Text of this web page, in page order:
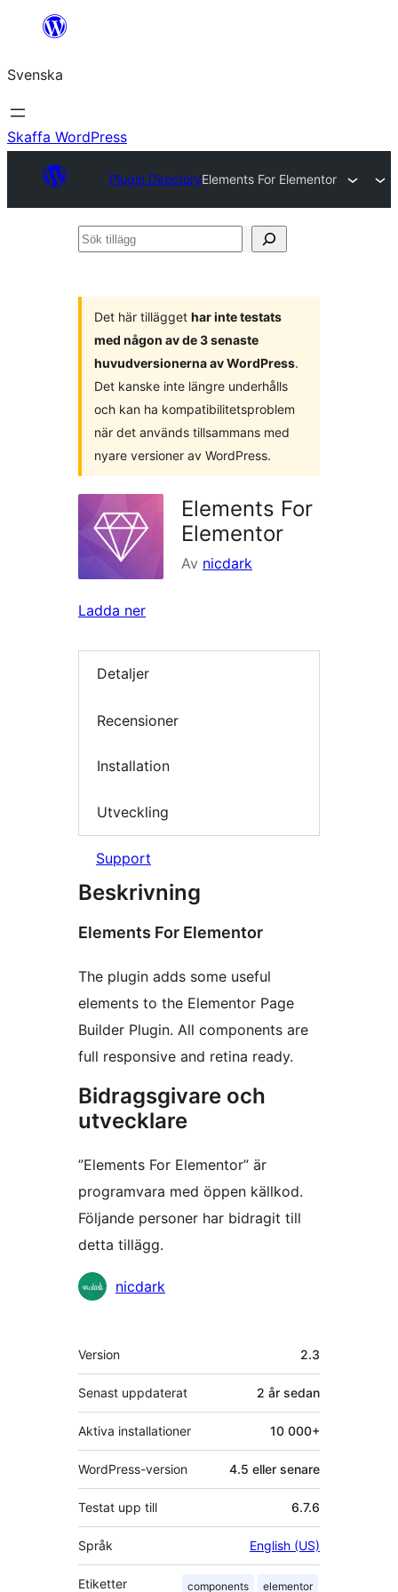
Hoppa
innehåll
Svenska
Skaffa WordPress
Plugin DirectoryElements For Elementor
Sök
Det här tillägget har inte testats
med någon av de 3 senaste
huvudversionerna av WordPress.
Det kanske inte längre underhålls
och kan ha kompatibilitetsproblem
när det används tillsammans med
nyare versioner av WordPress.
Elements For
Elementor
Av nicdark
Ladda ner
Detaljer
Recensioner
Installation
Utveckling
Support
Beskrivning
Elements For Elementor
The plugin adds some useful
elements to the Elementor Page
Builder Plugin. All components are
full responsive and retina ready.
Bidragsgivare och
utvecklare
”Elements For Elementor” är
programvara med öppen källkod.
Följande personer har bidragit till
detta tillägg.
Bidragande
nicdark
Meta
Version 2.3
Senast uppdaterat 2 år sedan
Aktiva installationer 10 000+
WordPress-version 4.5 eller senare
Testat upp till 6.7.6
Språk English (US)
Etiketter components elementor